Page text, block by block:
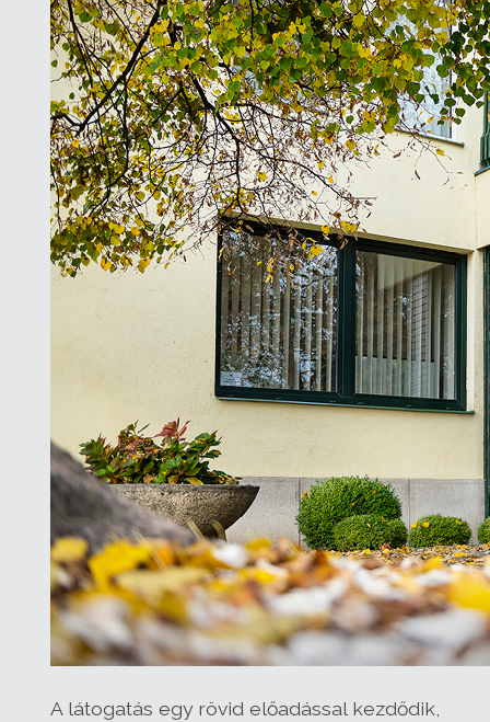
A látogatás egy rövid előadással kezdődik,